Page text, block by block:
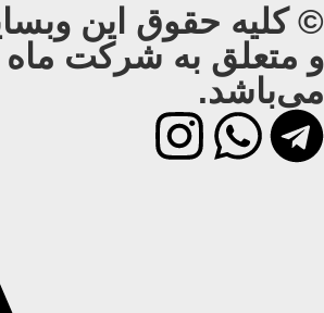
© کلیه حقوق این
و متعلق به شرکت ماه
می‌باشد.